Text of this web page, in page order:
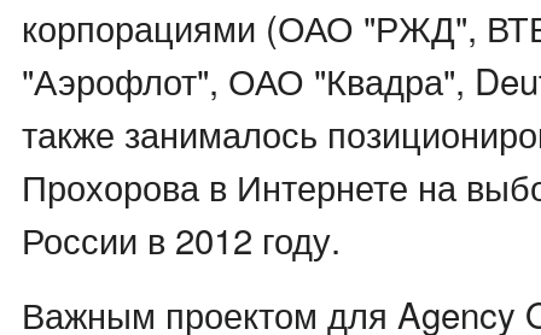
корпорациями (ОАО "РЖД",
"Аэрофлот", ОАО "Квадра",
также занималось
Прохорова в Интернете на
России в 2012 году.
Важным проектом для Agency